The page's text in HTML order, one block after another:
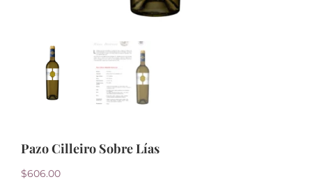
Pazo Cilleiro Sobre Lías
$606.00